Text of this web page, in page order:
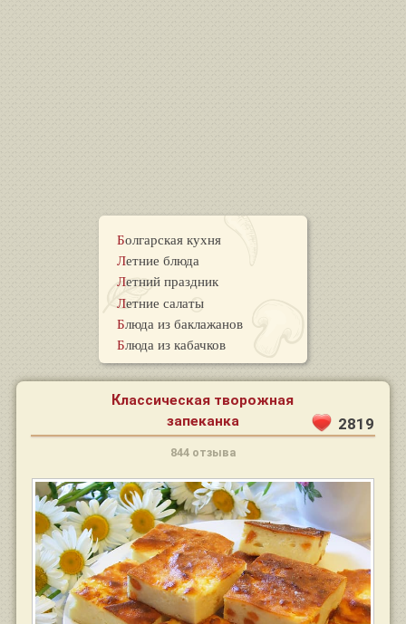
Болгарская кухня
Летние блюда
Летний праздник
Летние салаты
Блюда из баклажанов
Блюда из кабачков
Классическая творожная
запеканка 2819
844 отзыва